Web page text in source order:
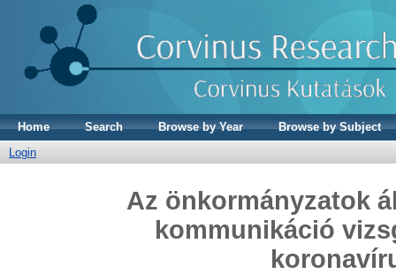
Home Search Browse by Year
Browse by Subject
Login
Az önkormányzatok
kommunikáció